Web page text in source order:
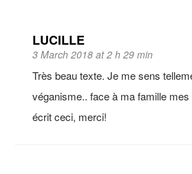
LUCILLE
3 March 2018 at 2 h 29 min
Très beau texte. Je me sens
véganisme.. face à ma famille mes
écrit ceci, merci!